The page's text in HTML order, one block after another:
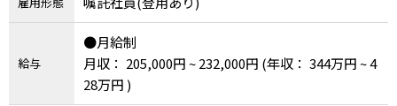
給与
●月給制
月収： 205,000円 ~ 232,000円 (年収： 344万円 ~ 4
28万円 )